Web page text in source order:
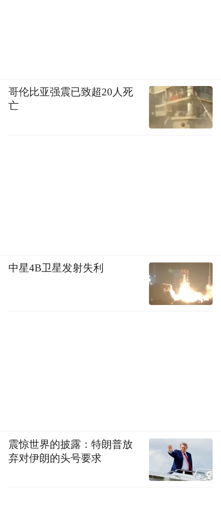
哥伦比亚强震已致超20人死
亡
中星4B卫星发射失利
震惊世界的披露：特朗普放
弃对伊朗的头号要求